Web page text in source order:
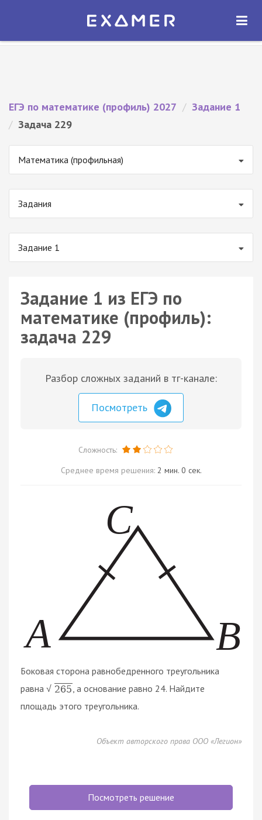
Экзамер — ЕГЭ 2027
ОТКРЫТЬ
ЕГЭ по математике (профиль) 2027 / Задание 1
/ Задача 229
Математика (профильная)
Задания
Задание 1
Задание 1 из ЕГЭ по
математике (профиль):
задача 229
Разбор сложных заданий в тг-канале:
Посмотреть
Сложность:
Среднее время решения: 2 мин. 0 сек.
Боковая сторона равнобедренного треугольника
равна √ 265 , а основание равно 24. Найдите
площадь этого треугольника.
Объект авторского права ООО «Легион»
Посмотреть решение